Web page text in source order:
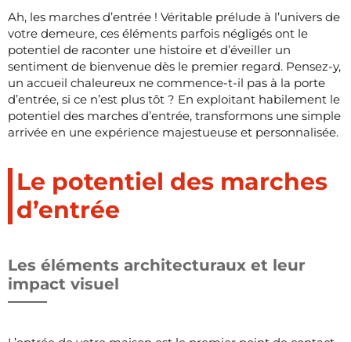
Ah, les marches d’entrée ! Véritable prélude à l’univers de
votre demeure, ces éléments parfois négligés ont le
potentiel de raconter une histoire et d’éveiller un
sentiment de bienvenue dès le premier regard. Pensez-y,
un accueil chaleureux ne commence-t-il pas à la porte
d’entrée, si ce n’est plus tôt ? En exploitant habilement le
potentiel des marches d’entrée, transformons une simple
arrivée en une expérience majestueuse et personnalisée.
Le potentiel des marches
d’entrée
Les éléments architecturaux et leur
impact visuel